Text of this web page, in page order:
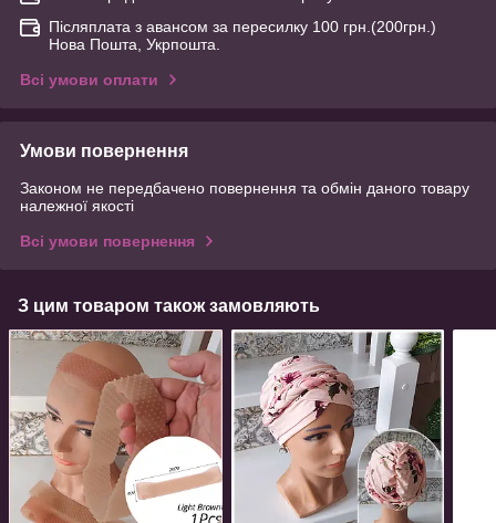
Післяплата з авансом за пересилку 100 грн.(200грн.)
Нова Пошта, Укрпошта.
Всі умови оплати
Умови повернення
Законом не передбачено повернення та обмін даного товару
належної якості
Всі умови повернення
З цим товаром також замовляють